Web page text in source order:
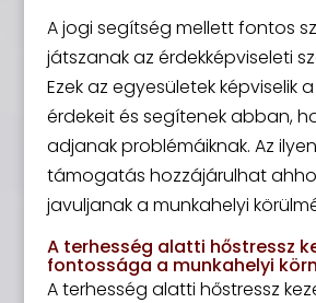
A jogi segítség mellett fontos
játszanak az érdekképviseleti
Ezek az egyesületek képviselik
érdekeit és segítenek abban,
adjanak problémáiknak. Az
támogatás hozzájárulhat
javuljanak a munkahelyi
A terhesség alatti hőstressz
fontossága a munkahelyi
A terhesség alatti hőstressz